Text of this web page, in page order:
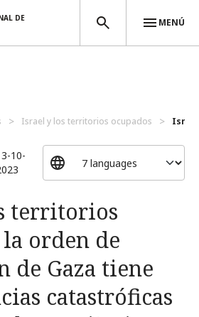
DE
MENÚ
Israel y los territorios ocupados
10-
territorios
orden de
de Gaza tiene
catastróficas